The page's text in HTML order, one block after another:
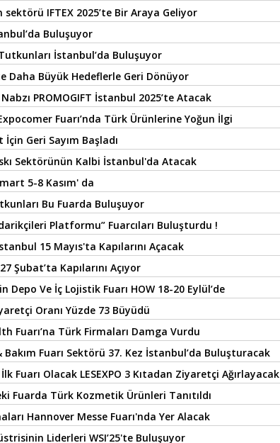
sektörü IFTEX 2025’te Bir Araya Geliyor
Buluşuyor
İstanbul’da Buluşuyor
Daha Büyük Hedeflerle Geri Dönüyor
PROMOGIFT İstanbul 2025’te Atacak
Fuarı’nda Türk Ürünlerine Yoğun İlgi
Geri Sayım Başladı
Sektörünün Kalbi İstanbul'da Atacak
5-8 Kasım' da
Bu Fuarda Buluşuyor
Platformu” Fuarcıları Buluşturdu !
15 Mayıs'ta Kapılarını Açacak
Şubat’ta Kapılarını Açıyor
Depo Ve İç Lojistik Fuarı HOW 18-20 Eylül’de
Oranı Yüzde 73 Büyüdü
Fuarı’na Türk Firmaları Damga Vurdu
Bakım Fuarı Sektörü 37. Kez İstanbul’da Buluşturacak
Fuarı Olacak LESEXPO 3 Kıtadan Ziyaretçi Ağırlayacak
Fuarda Türk Kozmetik Ürünleri Tanıtıldı
Hannover Messe Fuarı'nda Yer Alacak
Liderleri WSI’25'te Buluşuyor